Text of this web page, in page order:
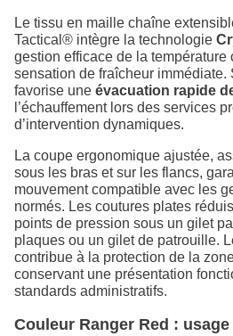
Le tissu en maille chaîne
Tactical® intègre la technologie
gestion efficace de la température
sensation de fraîcheur immédiate.
favorise une évacuation rapide
l’échauffement lors des services
d’intervention dynamiques.
La coupe ergonomique ajustée,
sous les bras et sur les flancs,
mouvement compatible avec les
normés. Les coutures plates
points de pression sous un gilet
plaques ou un gilet de patrouille.
contribue à la protection de la
conservant une présentation
standards administratifs.
Couleur Ranger Red :